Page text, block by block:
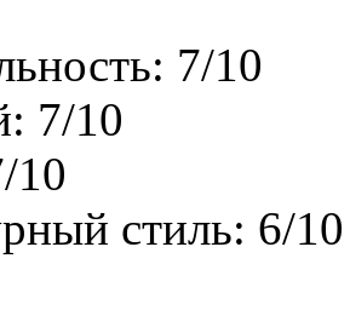
7/10
7/10
10
стиль: 6/10